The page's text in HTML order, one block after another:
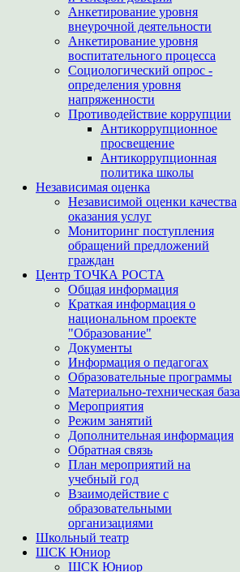
Анкетирование уровня
внеурочной деятельности
Анкетирование уровня
воспитательного процесса
Социологический опрос -
определения уровня
напряженности
Противодействие коррупции
Антикоррупционное
просвещение
Антикоррупционная
политика школы
Независимая оценка
Независимой оценки качества
оказания услуг
Мониторинг поступления
обращений предложений
граждан
Центр ТОЧКА РОСТА
Общая информация
Краткая информация о
национальном проекте
"Образование"
Документы
Информация о педагогах
Образовательные программы
Материально-техническая база
Мероприятия
Режим занятий
Дополнительная информация
Обратная связь
План мероприятий на
учебный год
Взаимодействие с
образовательными
организациями
Школьный театр
ШСК Юниор
ШСК Юниор